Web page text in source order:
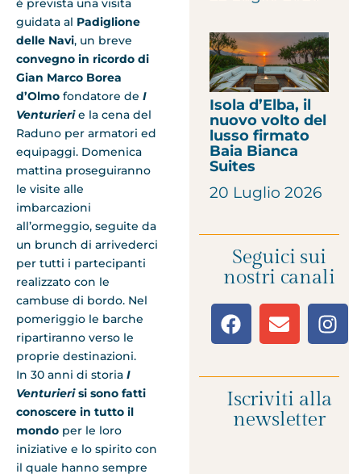
è prevista una visita
guidata al Padiglione
delle Navi, un breve
convegno in ricordo di
Gian Marco Borea
d’Olmo fondatore de I
Venturierie la cena del
Raduno per armatori ed
equipaggi. Domenica
mattina proseguiranno
le visite alle
imbarcazioni
all’ormeggio, seguite da
un brunch di arrivederci
per tutti i partecipanti
realizzato con le
cambuse di bordo. Nel
pomeriggio le barche
ripartiranno verso le
proprie destinazioni.
In 30 anni di storia I
Venturieri si sono fatti
conoscere in tutto il
mondo per le loro
iniziative e lo spirito con
il quale hanno sempre
Isola d’Elba, il
nuovo volto del
lusso firmato
Baia Bianca
Suites
20 Luglio 2026
Seguici sui
nostri canali
Iscriviti alla
newsletter